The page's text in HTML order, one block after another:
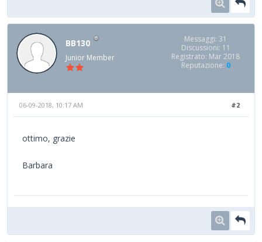
BB130
Junior Member
Messaggi: 31
Discussioni: 11
Registrato: Mar 2018
Reputazione: 0
#2
06-09-2018, 10:17 AM
ottimo, grazie
Barbara